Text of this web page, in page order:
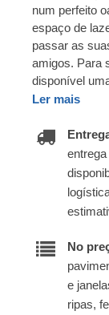
num perfeito
espaço de
passar as
amigos. Para
disponível
Ler mais
No
e
ripas,